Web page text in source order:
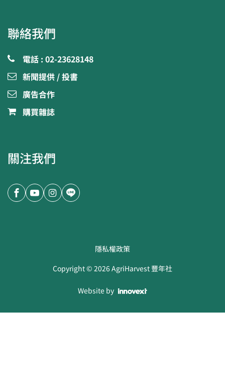
聯絡我們
電話 : 02-23628148
新聞提供 / 投書
廣告合作
購買雜誌
關注我們
隱私權政策
Copyright ©2026AgriHarvest 豐年社
Website by